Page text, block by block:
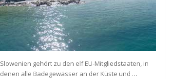
Slowenien gehört zu den elf EU-Mitgliedstaaten, in
denen alle Badegewässer an der Küste und …